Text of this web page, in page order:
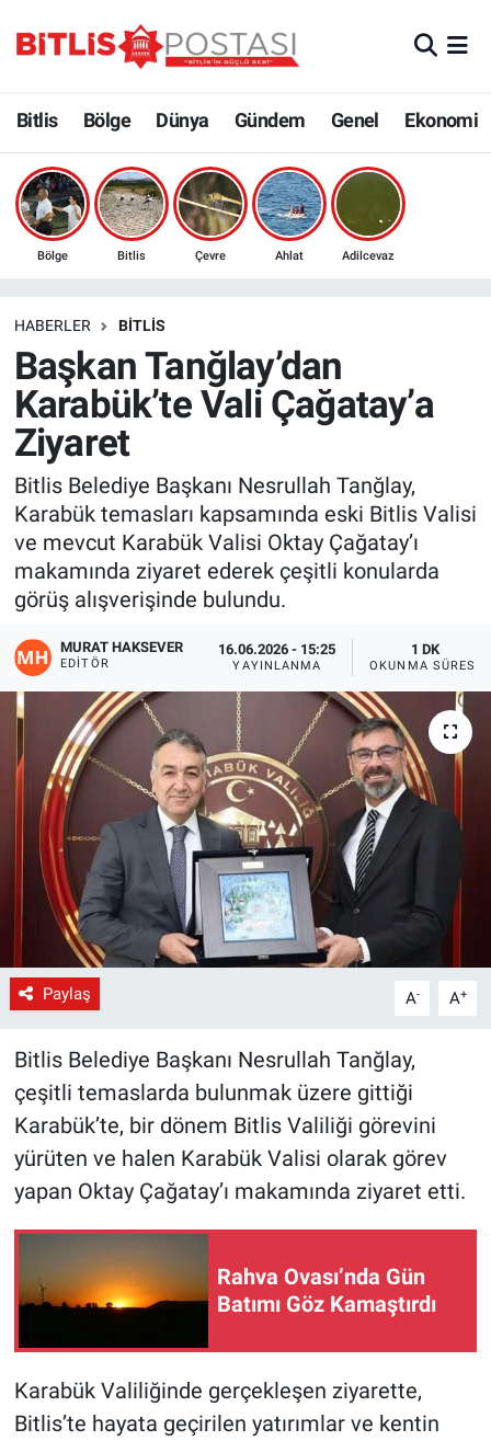
Bitlis Bölge Dünya Gündem Genel Ekonomi
Bölge Bitlis Çevre Ahlat Adilcevaz
HABERLER BITLIS
Başkan Tanğlay’dan
Karabük’te Vali Çağatay’a
Ziyaret
Bitlis Belediye Başkanı Nesrullah Tanğlay,
Karabük temasları kapsamında eski Bitlis Valisi
ve mevcut Karabük Valisi Oktay Çağatay’ı
makamında ziyaret ederek çeşitli konularda
görüş alışverişinde bulundu.
MURAT HAKSEVER
EDITÖR
16.06.2026 - 15:25
YAYINLANMA
1 DK
OKUNMA SÜRESI
Paylaş A- A+
Bitlis Belediye Başkanı Nesrullah Tanğlay,
çeşitli temaslarda bulunmak üzere gittiği
Karabük’te, bir dönem Bitlis Valiliği görevini
yürüten ve halen Karabük Valisi olarak görev
yapan Oktay Çağatay’ı makamında ziyaret etti.
Rahva Ovası’nda Gün
Batımı Göz Kamaştırdı
Karabük Valiliğinde gerçekleşen ziyarette,
Bitlis’te hayata geçirilen yatırımlar ve kentin
Bölge
Çevre
Eğitim
Ekonomi
Genel
Gündem
Kültür-Sanat
Magazin
Politika
Resmi İlanlar
Sağlık
Siyaset
Spor
Yerel
Bitlis Trafik Yoğunluk Haritası
Süper Lig Puan Durumu ve Fikstür
Son Dakika Haberleri
Haber Arşivi